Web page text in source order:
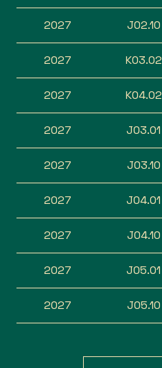
2027 J02.10
2027 K03.02
2027 K04.02
2027 J03.01
2027 J03.10
2027 J04.01
2027 J04.10
2027 J05.01
2027 J05.10